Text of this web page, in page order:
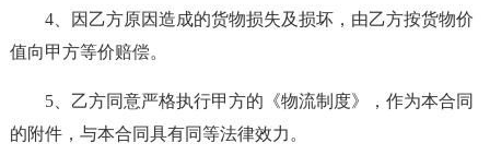
4、因乙方原因造成的货物损失及损坏，由乙方按货物价
值向甲方等价赔偿。
5、乙方同意严格执行甲方的《物流制度》，作为本合同
的附件，与本合同具有同等法律效力。